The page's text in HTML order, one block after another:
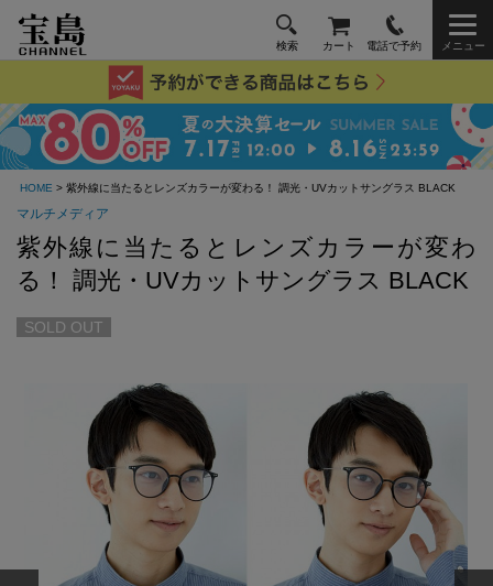
検索 カート 電話で予約 メニュー
HOME > 紫外線に当たるとレンズカラーが変わる！ 調光・UVカットサングラス BLACK
マルチメディア
紫外線に当たるとレンズカラーが変わ
る！ 調光・UVカットサングラス BLACK
SOLD OUT